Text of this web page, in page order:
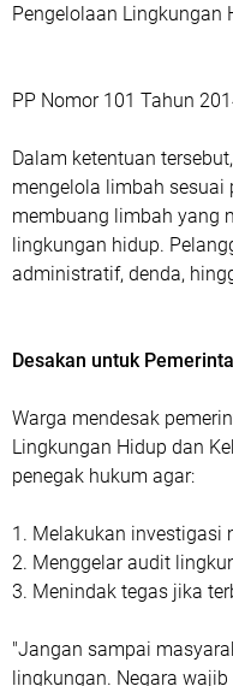
Pengelolaan Lingkungan
PP Nomor 101 Tahun
Dalam ketentuan
mengelola limbah sesuai
membuang limbah yang
lingkungan hidup.
administratif, denda,
Desakan untuk
Warga mendesak
Lingkungan Hidup dan
penegak hukum agar:
1. Melakukan investigasi
2. Menggelar audit
3. Menindak tegas jika
"Jangan sampai
lingkungan. Negara